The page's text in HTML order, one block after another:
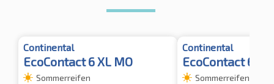
Continental
EcoContact 6 XL MO
Sommerreifen
Continental
EcoContact 6Q
Sommerreifen